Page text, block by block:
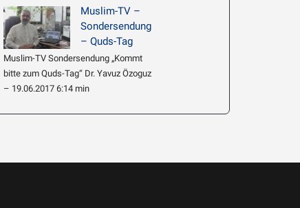
Muslim-TV –
Sondersendung
– Quds-Tag
Muslim-TV Sondersendung „Kommt
bitte zum Quds-Tag“ Dr. Yavuz Özoguz
– 19.06.2017 6:14 min